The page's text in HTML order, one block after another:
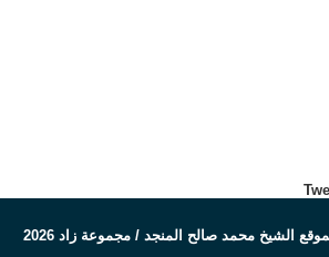
الشيخ محمد صالح المنجد / مجموعة زاد 2026